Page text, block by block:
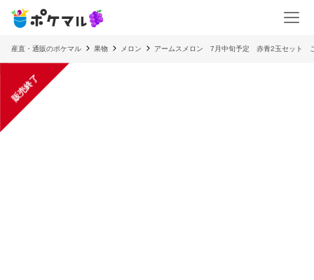
産直・通販のポケマル 果物 メロン アームスメロン 7月中旬予定 赤青2玉セット
販売終了